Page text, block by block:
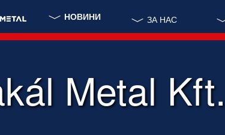
НОВИНИ ЗА НАС
Metal Kft.